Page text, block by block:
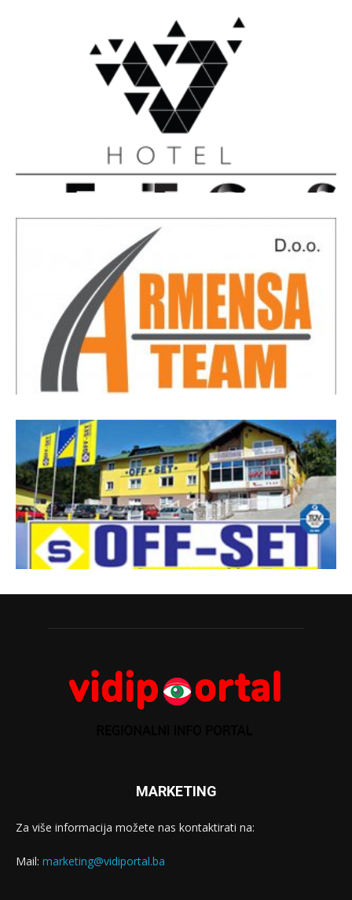
MARKETING
Za više informacija možete nas kontaktirati na:
Mail: marketing@vidiportal.ba